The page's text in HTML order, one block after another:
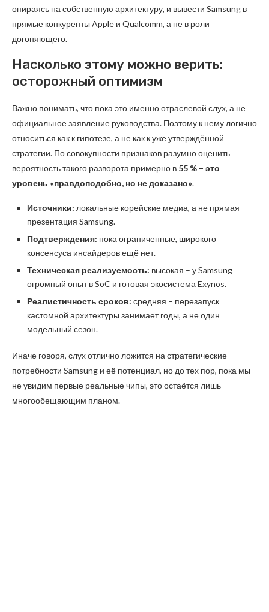
опираясь на собственную архитектуру, и вывести Samsung в
прямые конкуренты Apple и Qualcomm, а не в роли
догоняющего.
Насколько этому можно верить:
осторожный оптимизм
Важно понимать, что пока это именно отраслевой слух, а не
официальное заявление руководства. Поэтому к нему логично
относиться как к гипотезе, а не как к уже утверждённой
стратегии. По совокупности признаков разумно оценить
вероятность такого разворота примерно в 55 % – это
уровень «правдоподобно, но не доказано».
Источники: локальные корейские медиа, а не прямая
презентация Samsung.
Подтверждения: пока ограниченные, широкого
консенсуса инсайдеров ещё нет.
Техническая реализуемость: высокая – у Samsung
огромный опыт в SoC и готовая экосистема Exynos.
Реалистичность сроков: средняя – перезапуск
кастомной архитектуры занимает годы, а не один
модельный сезон.
Иначе говоря, слух отлично ложится на стратегические
потребности Samsung и её потенциал, но до тех пор, пока мы
не увидим первые реальные чипы, это остаётся лишь
многообещающим планом.